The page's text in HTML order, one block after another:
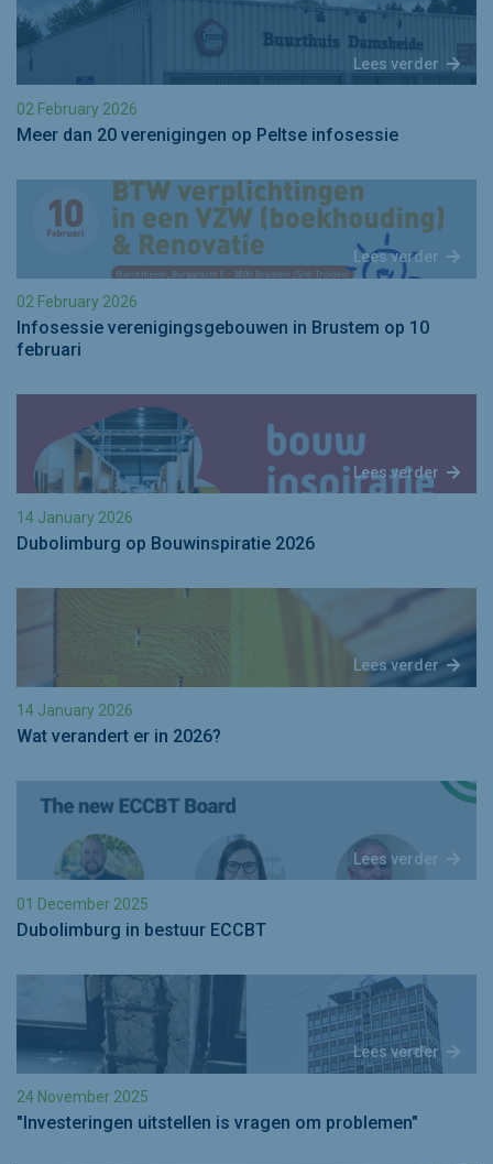
Lees verder
02 February 2026
Meer dan 20 verenigingen op Peltse infosessie
Lees verder
02 February 2026
Infosessie verenigingsgebouwen in Brustem op 10
februari
Lees verder
14 January 2026
Dubolimburg op Bouwinspiratie 2026
Lees verder
14 January 2026
Wat verandert er in 2026?
Lees verder
01 December 2025
Dubolimburg in bestuur ECCBT
Lees verder
24 November 2025
"Investeringen uitstellen is vragen om problemen"